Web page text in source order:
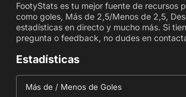
FootyStats es tu mejor fuente de recursos
como goles, Más de 2,5/Menos de 2,5,
estadísticas en directo y mucho más. Si
pregunta o feedback, no dudes en
Estadísticas
Más de / Menos de Goles